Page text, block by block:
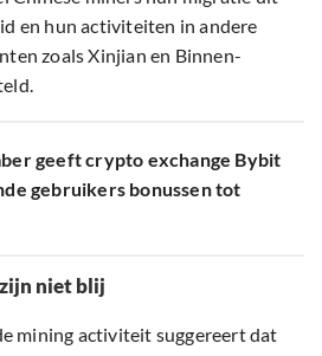
en hun activiteiten in andere
zoals Xinjian en Binnen-
geeft crypto exchange Bybit
gebruikers bonussen tot
niet blij
mining activiteit suggereert dat